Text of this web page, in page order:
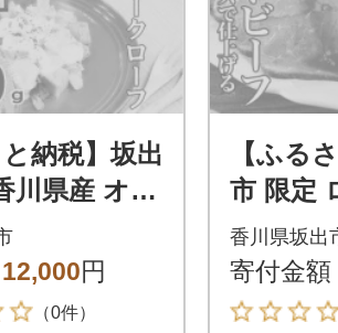
と納税】坂出
川県産 オリ
ボンレス
クローフ 2
12,000円
（0件）
【ふる
市 限定
フ 60g
ワイン
肉加工品
香川県坂出
寄付金額